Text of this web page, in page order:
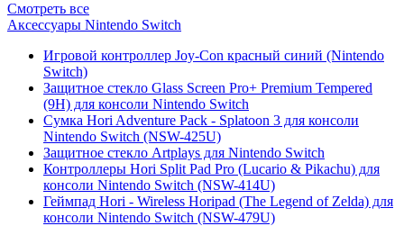
Смотреть все
Аксессуары Nintendo Switch
Игровой контроллер Joy-Con красный синий (Nintendo
Switch)
Защитное стекло Glass Screen Pro+ Premium Tempered
(9H) для консоли Nintendo Switch
Сумка Hori Adventure Pack - Splatoon 3 для консоли
Nintendo Switch (NSW-425U)
Защитное стекло Artplays для Nintendo Switch
Контроллеры Hori Split Pad Pro (Lucario & Pikachu) для
консоли Nintendo Switch (NSW-414U)
Геймпад Hori - Wireless Horipad (The Legend of Zelda) для
консоли Nintendo Switch (NSW-479U)